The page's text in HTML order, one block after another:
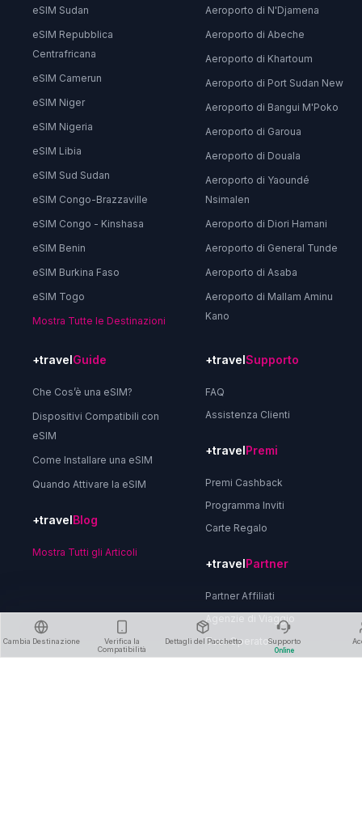
eSIM Sudan
eSIM Repubblica
Centrafricana
eSIM Camerun
eSIM Niger
eSIM Nigeria
eSIM Libia
eSIM Sud Sudan
eSIM Congo-Brazzaville
eSIM Congo - Kinshasa
eSIM Benin
eSIM Burkina Faso
eSIM Togo
Mostra Tutte le Destinazioni
Aeroporto di N'Djamena
Aeroporto di Abeche
Aeroporto di Khartoum
Aeroporto di Port Sudan New
Aeroporto di Bangui M'Poko
Aeroporto di Garoua
Aeroporto di Douala
Aeroporto di Yaoundé
Nsimalen
Aeroporto di Diori Hamani
Aeroporto di General Tunde
Aeroporto di Asaba
Aeroporto di Mallam Aminu
Kano
+travelGuide
Che Cos’è una eSIM?
Dispositivi Compatibili con
eSIM
Come Installare una eSIM
Quando Attivare la eSIM
+travelBlog
Mostra Tutti gli Articoli
+travelSupporto
FAQ
Assistenza Clienti
+travelPremi
Premi Cashback
Programma Inviti
Carte Regalo
+travelPartner
Partner Affiliati
Agenzie di Viaggio
Tour Operator
Cambia Destinazione
Verifica la
Compatibilità
Dettagli del Pacchetto Supporto
Online